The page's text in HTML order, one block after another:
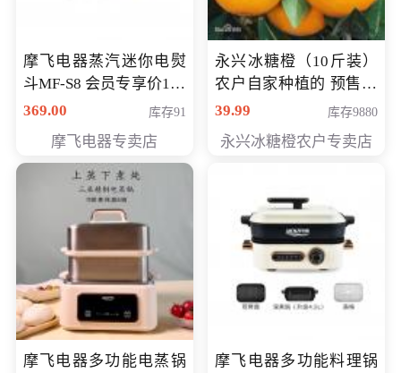
摩飞电器蒸汽迷你电熨
斗MF-S8 会员专享价168
元
369.00 库存91
摩飞电器专卖店
永兴冰糖橙（10斤装）
农户自家种植的 预售10
万斤 会员包邮专享价
39.99 库存9880
永兴冰糖橙农户专卖店
摩飞电器多功能电蒸锅
摩飞电器多功能料理锅